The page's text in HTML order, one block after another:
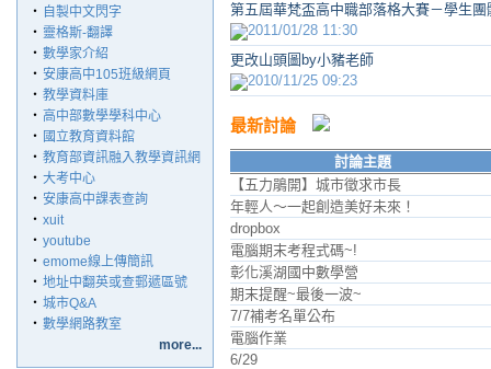
‧ 自製中文閃字
‧ 靈格斯-翻譯
‧ 數學家介紹
‧ 安康高中105班級網頁
‧ 教學資料庫
‧ 高中部數學學科中心
‧ 國立教育資料館
‧ 教育部資訊融入教學資訊網
‧ 大考中心
‧ 安康高中課表查詢
‧ xuit
‧ youtube
‧ emome線上傳簡訊
‧ 地址中翻英或查郵遞區號
‧ 城市Q&A
‧ 數學網路教室
more...
第五屆華梵盃高中職部落格大賽－學生團
2011/01/28 11:30
更改山頭圖by小豬老師
2010/11/25 09:23
最新討論
討論主題
【五力鵑開】城市徵求市長
年輕人～一起創造美好未來！
dropbox
電腦期末考程式碼~!
彰化溪湖國中數學營
期末提醒~最後一波~
7/7補考名單公布
電腦作業
6/29